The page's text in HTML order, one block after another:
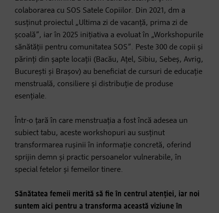
colaborarea cu SOS Satele Copiilor. Din 2021, dm a
susținut proiectul „Ultima zi de vacanță, prima zi de
școală”, iar în 2025 inițiativa a evoluat în „Workshopurile
sănătății pentru comunitatea SOS”. Peste 300 de copii și
părinți din șapte locații (Bacău, Ațel, Sibiu, Sebeș, Avrig,
București și Brașov) au beneficiat de cursuri de educație
menstruală, consiliere și distribuție de produse
esențiale.
Într-o țară în care menstruația a fost încă adesea un
subiect tabu, aceste workshopuri au susținut
transformarea rușinii în informație concretă, oferind
sprijin demn și practic persoanelor vulnerabile, în
special fetelor și femeilor tinere.
Sănătatea femeii merită să fie în centrul atenției, iar noi
suntem aici pentru a transforma această viziune în